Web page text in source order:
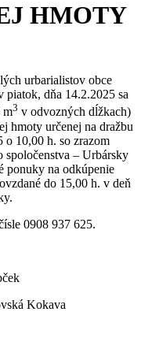
HMOTY
urbarialistov obce
dňa 14.2.2025 sa
m3 v odvozných dĺžkach)
hmoty určenej na dražbu
o 10,00 h. so zrazom
spoločenstva – Urbársky
ponuky na odkúpenie
do 15,00 h. v deň
0908 937 625.
Kokava